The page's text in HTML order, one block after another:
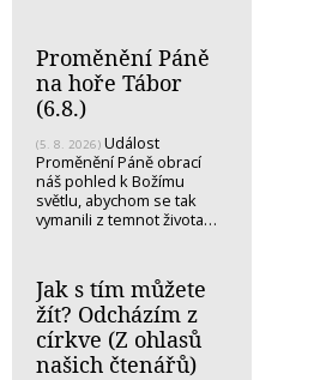
Proměnění Páně
na hoře Tábor
(6.8.)
(5. 8. 2026) Událost
Proměnění Páně obrací
náš pohled k Božímu
světlu, abychom se tak
vymanili z temnot života…
Jak s tím můžete
žít? Odcházím z
církve (Z ohlasů
našich čtenářů)